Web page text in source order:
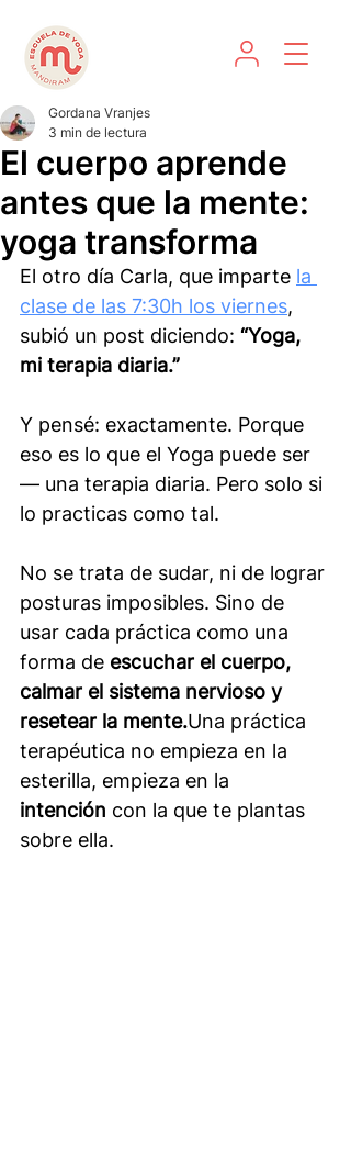
El cuerpo aprende
antes que la mente:
yoga transforma
Gordana Vranjes
3 min de lectura
El otro día Carla, que imparte la
clase de las 7:30h los viernes,
subió un post diciendo: “Yoga,
mi terapia diaria.”
Y pensé: exactamente. Porque
eso es lo que el Yoga puede ser
— una terapia diaria. Pero solo si
lo practicas como tal.
No se trata de sudar, ni de lograr
posturas imposibles. Sino de
usar cada práctica como una
forma de escuchar el cuerpo,
calmar el sistema nervioso y
resetear la mente.Una práctica
terapéutica no empieza en la
esterilla, empieza en la
intención con la que te plantas
sobre ella.